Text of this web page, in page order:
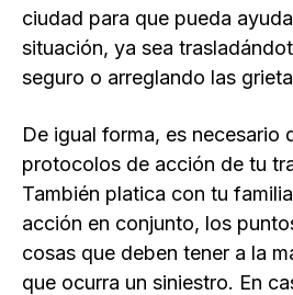
ciudad para que pueda
situación, ya sea
seguro o arreglando las
De igual forma, es necesario
protocolos de acción de tu
También platica con tu
acción en conjunto, los
cosas que deben tener a la
que ocurra un siniestro. En